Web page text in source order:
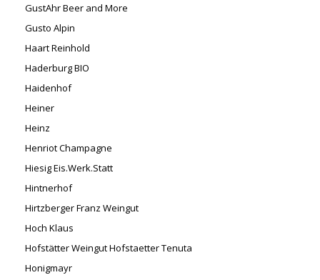
GustAhr Beer and More
Gusto Alpin
Haart Reinhold
Haderburg BIO
Haidenhof
Heiner
Heinz
Henriot Champagne
Hiesig Eis.Werk.Statt
Hintnerhof
Hirtzberger Franz Weingut
Hoch Klaus
Hofstätter Weingut Hofstaetter Tenuta
Honigmayr